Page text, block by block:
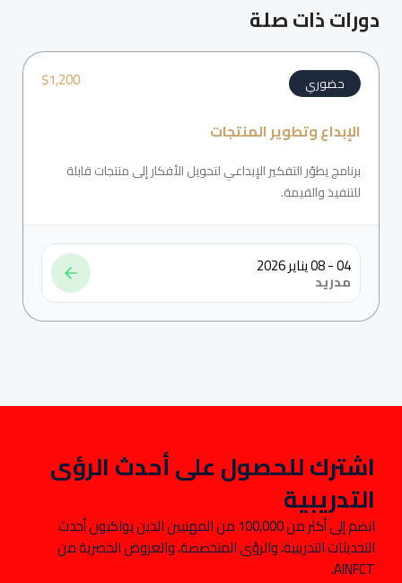
دورات ذات صلة
$1,200 حضوري
الإبداع وتطوير المنتجات
برنامج يطوّر التفكير الإبداعي لتحويل الأفكار إلى منتجات قابلة
للتنفيذ والقيمة.
04 - 08 يناير 2026
مدريد
اشترك للحصول على أحدث الرؤى
التدريبية
انضم إلى أكثر من 100,000 من المهنيين الذين يواكبون أحدث
التحديثات التدريبية، والرؤى المتخصصة، والعروض الحصرية من
AINFCT.